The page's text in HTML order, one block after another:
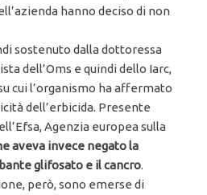
hanno deciso di non
sostenuto dalla dottoressa
dell’Oms e quindi dello Iarc,
cui l’organismo ha affermato
dell’erbicida. Presente
Agenzia europea sulla
aveva invece negato la
glifosato e il cancro.
però, sono emerse di